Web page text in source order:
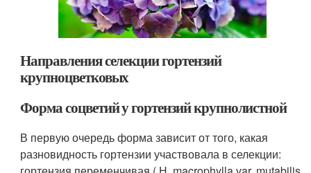
Направления селекции гортензий
крупноцветковых
Форма соцветий у гортензий крупнолистной
В первую очередь форма зависит от того, какая
разновидность гортензии участвовала в селекции: